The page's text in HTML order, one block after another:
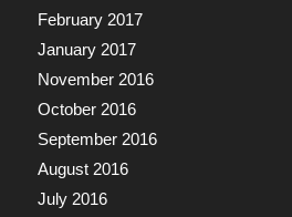
February 2017
January 2017
November 2016
October 2016
September 2016
August 2016
July 2016